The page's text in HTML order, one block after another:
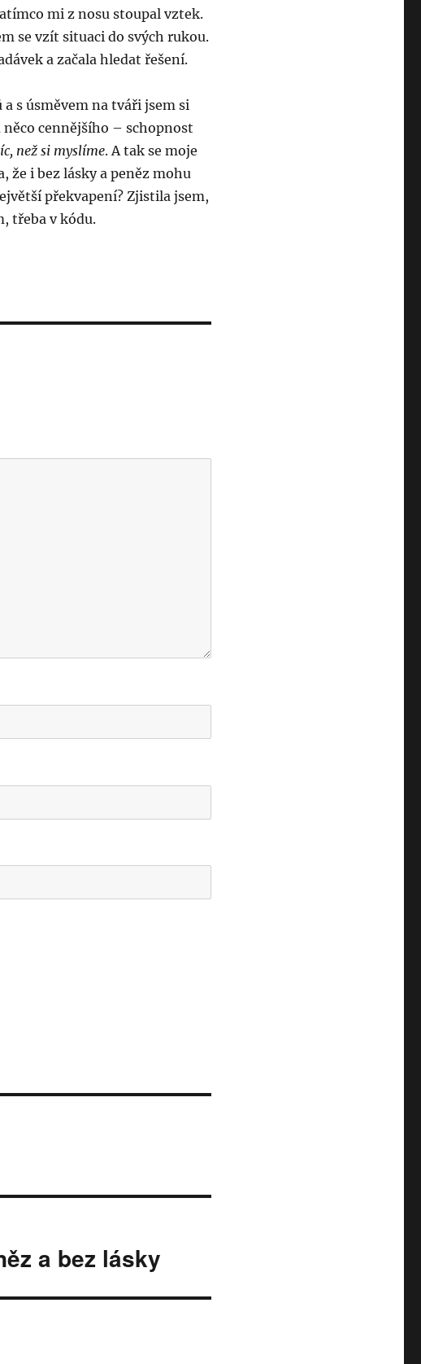
mi z nosu stoupal vztek.
se vzít situaci do svých rukou.
a začala hledat řešení.
s úsměvem na tváři jsem si
cennějšího – schopnost
než si myslíme. A tak se moje
že i bez lásky a peněz mohu
překvapení? Zjistila jsem,
třeba v kódu.
a bez lásky